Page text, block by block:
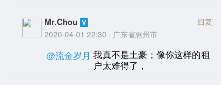
Mr.Chou
2020-04-01 22:30 - 广东省惠州市
回复
@流金岁月 我真不是土豪；像你这样的租
户太难得了，